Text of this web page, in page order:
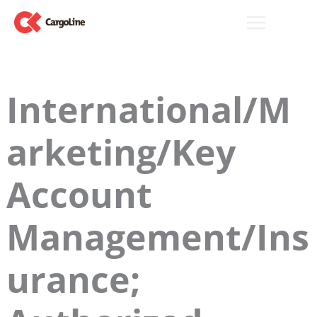
Skip
International/M
arketing/Key
Account
Management/Ins
urance;